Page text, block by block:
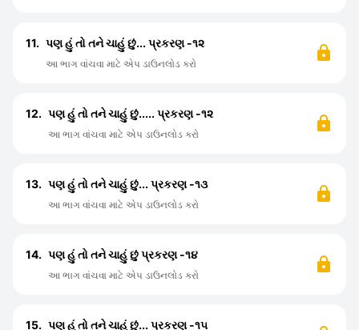
11. પણ હું તો તને ચાહું છું... પ્રકરણ -૧૨
આ ભાગ વાંચવા માટે એપ ડાઉનલોડ કરો
12. પણ હું તો તને ચાહું છું..... પ્રકરણ -૧૨
આ ભાગ વાંચવા માટે એપ ડાઉનલોડ કરો
13. પણ હું તો તને ચાહું છું... પ્રકરણ -૧૩
આ ભાગ વાંચવા માટે એપ ડાઉનલોડ કરો
14. પણ હું તો તને ચાહું છું પ્રકરણ -૧૪
આ ભાગ વાંચવા માટે એપ ડાઉનલોડ કરો
15. પણ હું તો તને ચાહું છું... પ્રકરણ -૧૫